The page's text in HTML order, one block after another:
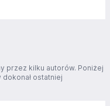
przez kilku autorów. Poniżej
ostatniej